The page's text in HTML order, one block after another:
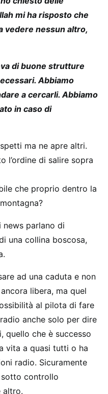
mi ha risposto che
vedere nessun altro,
di buone strutture
Abbiamo
a cercarli. Abbiamo
in caso di
ma ne apre altri.
l’ordine di salire sopra
che proprio dentro la
parlano di
una collina boscosa,
ad una caduta e non
libera, ma quel
al pilota di fare
anche solo per dire
quello che è successo
vita a quasi tutti o ha
radio. Sicuramente
controllo
altro.